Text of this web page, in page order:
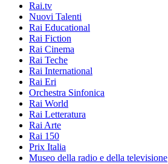
Rai.tv
Nuovi Talenti
Rai Educational
Rai Fiction
Rai Cinema
Rai Teche
Rai International
Rai Eri
Orchestra Sinfonica
Rai World
Rai Letteratura
Rai Arte
Rai 150
Prix Italia
Museo della radio e della televisione